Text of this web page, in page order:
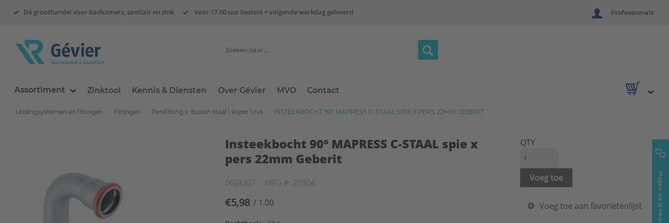
Dé groothandel voor badkamers, sanitair en zink Voor 17.00 uur besteld = volgende werkdag geleverd Professionals
Assortiment Zinktool Kennis & Diensten Over Gévier MVO Contact
Mogen we je helpen?
Leidingsystemen en fittingen Fittingen Persfitting v. buizen staal \ koper \ rvs INSTEEKBOCHT 90° MAPRESS C-STAAL SPIE X PERS 22MM GEBERIT
Insteekbocht 90° MAPRESS C-STAAL spie x
pers 22mm Geberit
0GJ3307 MFG #: 20304
€5,98 / 1.00
QTY
Voeg toe
Voeg toe aan favorietenlijst